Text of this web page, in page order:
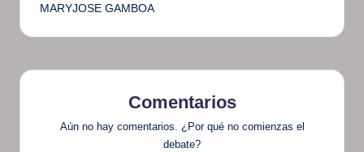
MARYJOSE GAMBOA
Comentarios
Aún no hay comentarios. ¿Por qué no comienzas el
debate?